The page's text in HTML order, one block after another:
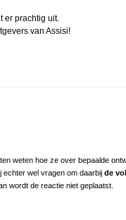
er prachtig uit.
van Assisi!
weten hoe ze over bepaalde
echter wel vragen om daarbij de
wordt de reactie niet geplaatst.